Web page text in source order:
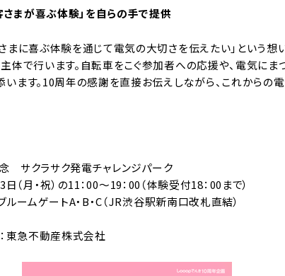
まが喜ぶ体験」を自らの手で提供
まに喜ぶ体験を通じて電気の大切さを伝えたい」という
体で行います。自転車をこぐ参加者への応援や、電気にま
ます。10周年の感謝を直接お伝えしながら、これからの
サクラサク発電チャレンジパーク
（月・祝）の11：00～19：00（体験受付18：00まで）
ルームゲートA・B・C（JR渋谷駅新南口改札直結）
東急不動産株式会社